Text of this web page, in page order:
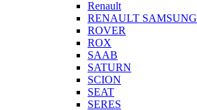
Renault
RENAULT SAMSUNG
ROVER
ROX
SAAB
SATURN
SCION
SEAT
SERES